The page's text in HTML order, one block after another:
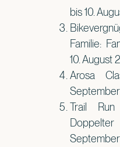
bis 10.
Familie:
10. August
Arosa
Trail